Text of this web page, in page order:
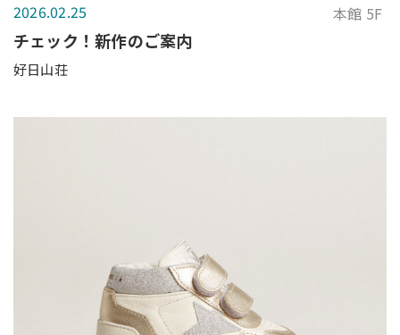
2026.02.25 本館 5F
チェック！新作のご案内
好日山荘